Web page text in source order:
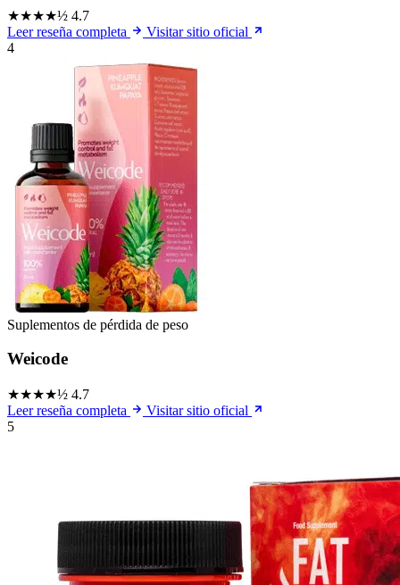
★★★★½ 4.7
Leer reseña completa
Visitar sitio oficial
4
Suplementos de pérdida de peso
Weicode
★★★★½ 4.7
Leer reseña completa
Visitar sitio oficial
5